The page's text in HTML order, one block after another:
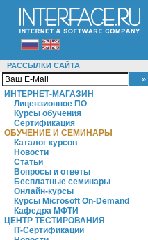
РАССЫЛКИ САЙТА
ИНТЕРНЕТ-МАГАЗИН
Лицензионное ПО
Курсы обучения
Сертификация
ОБУЧЕНИЕ И СЕМИНАРЫ
Каталог курсов
Новости
Статьи
Вопросы и ответы
Бесплатные семинары
Онлайн-курсы
Курсы Microsoft On-Demand
Кафедра МФТИ
ЦЕНТР ТЕСТИРОВАНИЯ
IT-Сертификации